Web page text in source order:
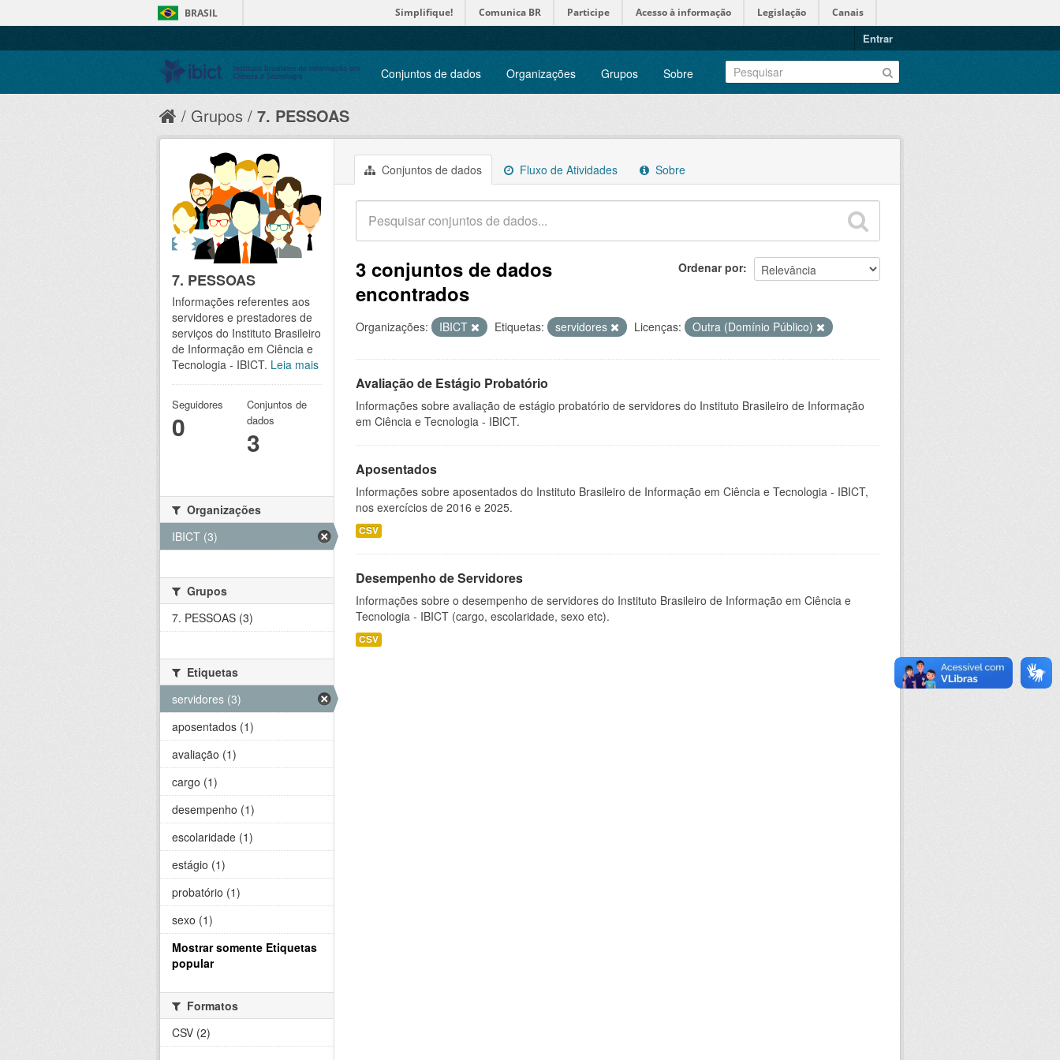
BRASIL Simplifique! Comunica BR Participe Acesso à informação Legislação Canais
Entrar
Conjuntos de dados Organizações Grupos Sobre
Grupos 7. PESSOAS
Conjuntos de dados Fluxo de Atividades Sobre
Ordenar por
3 conjuntos de dados
encontrados
Organizações: IBICT Etiquetas: servidores Licenças: Outra (Domínio Público)
Avaliação de Estágio Probatório
Informações sobre avaliação de estágio probatório de servidores do Instituto Brasileiro de Informação
em Ciência e Tecnologia - IBICT.
Aposentados
Informações sobre aposentados do Instituto Brasileiro de Informação em Ciência e Tecnologia - IBICT,
nos exercícios de 2016 e 2025.
CSV
Desempenho de Servidores
Informações sobre o desempenho de servidores do Instituto Brasileiro de Informação em Ciência e
Tecnologia - IBICT (cargo, escolaridade, sexo etc).
CSV
7. PESSOAS
Informações referentes aos
servidores e prestadores de
serviços do Instituto Brasileiro
de Informação em Ciência e
Tecnologia - IBICT. Leia mais
Seguidores
0
Conjuntos de
dados
3
Organizações
IBICT (3)
Grupos
7. PESSOAS (3)
Etiquetas
servidores (3)
aposentados (1)
avaliação (1)
cargo (1)
desempenho (1)
escolaridade (1)
estágio (1)
probatório (1)
sexo (1)
Mostrar somente Etiquetas
popular
Formatos
CSV (2)